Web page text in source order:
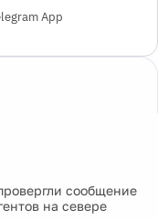
App
сообщение
на севере